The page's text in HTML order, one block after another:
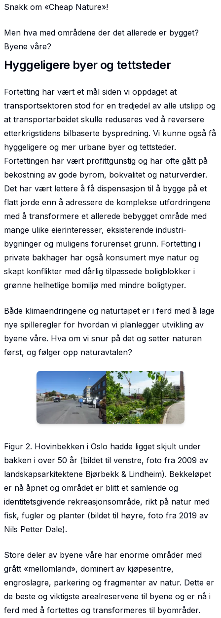
Snakk om «Cheap Nature»!
Men hva med områdene der det allerede er bygget?
Byene våre?
Hyggeligere byer og tettsteder
Fortetting har vært et mål siden vi oppdaget at
transportsektoren stod for en tredjedel av alle utslipp og
at transportarbeidet skulle reduseres ved å reversere
etterkrigstidens bilbaserte byspredning. Vi kunne også få
hyggeligere og mer urbane byer og tettsteder.
Fortettingen har vært profittgunstig og har ofte gått på
bekostning av gode byrom, bokvalitet og naturverdier.
Det har vært lettere å få dispensasjon til å bygge på et
flatt jorde enn å adressere de komplekse utfordringene
med å transformere et allerede bebygget område med
mange ulike eierinteresser, eksisterende industri­
bygninger og muligens forurenset grunn. Fortetting i
private bakhager har også konsumert mye natur og
skapt konflikter med dårlig tilpassede boligblokker i
grønne helhetlige bomiljø med mindre boligtyper.
Både klimaendringene og naturtapet er i ferd med å lage
nye spilleregler for hvordan vi planlegger utvikling av
byene våre. Hva om vi snur på det og setter naturen
først, og følger opp naturavtalen?
Figur 2. Hovinbekken i Oslo hadde ligget skjult under
bakken i over 50 år (bildet til venstre, foto fra 2009 av
landskapsarkitektene Bjørbekk & Lindheim). Bekkeløpet
er nå åpnet og området er blitt et samlende og
identitetsgivende rekreasjonsområde, rikt på natur med
fisk, fugler og planter (bildet til høyre, foto fra 2019 av
Nils Petter Dale).
Store deler av byene våre har enorme områder med
grått «mellomland», dominert av kjøpesentre,
engroslagre, parkering og fragmenter av natur. Dette er
de beste og viktigste arealreservene til byene og er nå i
ferd med å fortettes og transformeres til byområder.